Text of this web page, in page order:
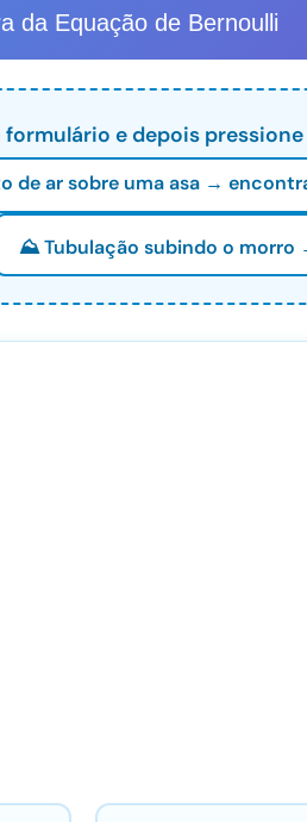
da Equação de Bernoulli
e depois pressione
de ar sobre uma asa →
⛰️ Tubulação subindo o morro